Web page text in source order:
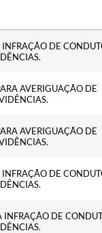
DE
AVERIGUAÇÃO DE
AVERIGUAÇÃO DE
DE
DE